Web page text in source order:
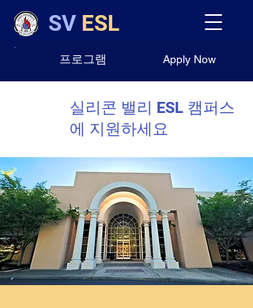
SV ESL
프로그램 Apply Now
실리콘 밸리 ESL 캠퍼스
에 지원하세요